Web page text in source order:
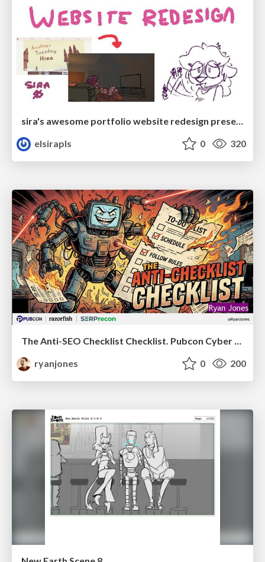
elsirapls
0 320
The Anti-SEO Checklist Checklist. Pubcon Cyber Week
ryanjones
0 200